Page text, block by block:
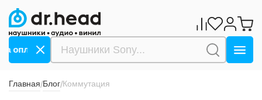
СБП ->>> Дарим 1000 бонусов за оплату
Главная/Блог/Коммутация